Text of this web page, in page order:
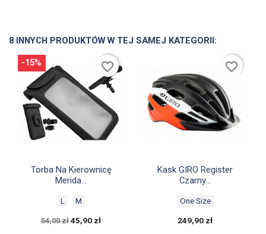
8 INNYCH PRODUKTÓW W TEJ SAMEJ KATEGORII:
Szybki podgląd
Torba Na Kierownicę
Merida...
L M
54,00 zł 45,90 zł
-15% favorite_border
Szybki podgląd
Kask GIRO Register
Czarny...
One Size
249,90 zł
favorite_border